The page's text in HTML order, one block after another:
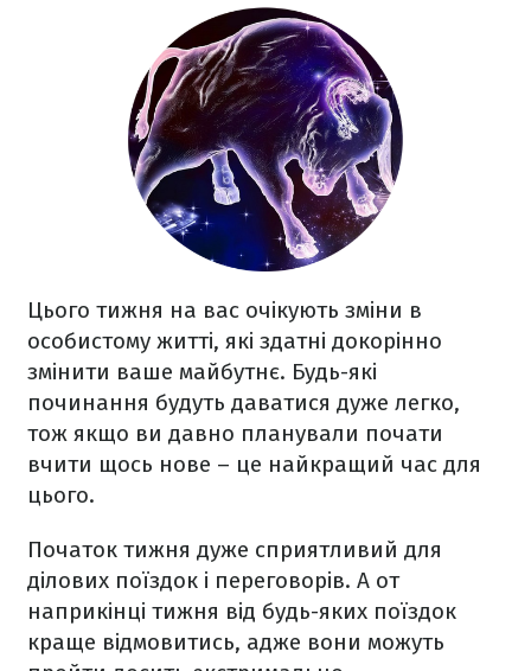
Цього тижня на вас очікують зміни в
особистому житті, які здатні докорінно
змінити ваше майбутнє. Будь-які
починання будуть даватися дуже легко,
тож якщо ви давно планували почати
вчити щось нове – це найкращий час для
цього.
Початок тижня дуже сприятливий для
ділових поїздок і переговорів. А от
наприкінці тижня від будь-яких поїздок
краще відмовитись, адже вони можуть